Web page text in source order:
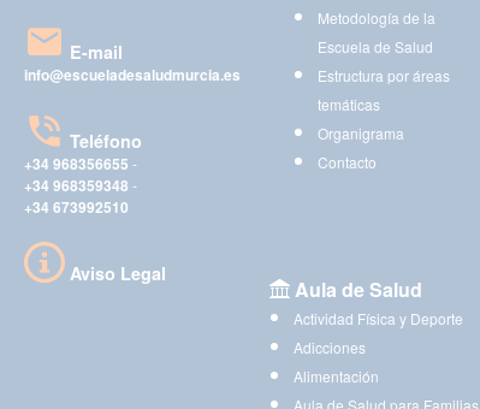
E-mail
info@escueladesaludmurcia.es
Teléfono
+34 968356655 -
+34 968359348 -
+34 673992510
Aviso Legal
Metodología de la
Escuela de Salud
Estructura por áreas
temáticas
Organigrama
Contacto
Aula de Salud
Actividad Física y Deporte
Adicciones
Alimentación
Aula de Salud para Familias